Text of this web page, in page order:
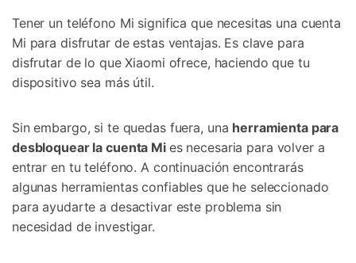
Tener un teléfono Mi significa que necesitas una cuenta
Mi para disfrutar de estas ventajas. Es clave para
disfrutar de lo que Xiaomi ofrece, haciendo que tu
dispositivo sea más útil.
Sin embargo, si te quedas fuera, una herramienta para
desbloquear la cuenta Mi es necesaria para volver a
entrar en tu teléfono. A continuación encontrarás
algunas herramientas confiables que he seleccionado
para ayudarte a desactivar este problema sin
necesidad de investigar.